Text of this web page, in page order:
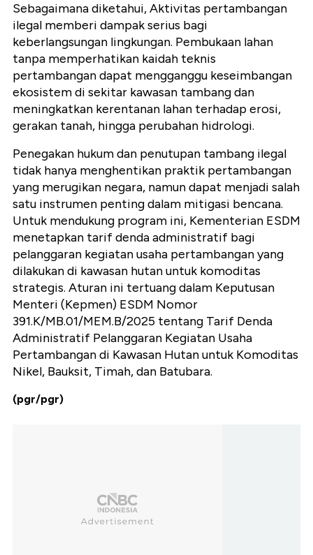
Sebagaimana diketahui, Aktivitas pertambangan
ilegal memberi dampak serius bagi
keberlangsungan lingkungan. Pembukaan lahan
tanpa memperhatikan kaidah teknis
pertambangan dapat mengganggu keseimbangan
ekosistem di sekitar kawasan tambang dan
meningkatkan kerentanan lahan terhadap erosi,
gerakan tanah, hingga perubahan hidrologi.
Penegakan hukum dan penutupan tambang ilegal
tidak hanya menghentikan praktik pertambangan
yang merugikan negara, namun dapat menjadi salah
satu instrumen penting dalam mitigasi bencana.
Untuk mendukung program ini, Kementerian ESDM
menetapkan tarif denda administratif bagi
pelanggaran kegiatan usaha pertambangan yang
dilakukan di kawasan hutan untuk komoditas
strategis. Aturan ini tertuang dalam Keputusan
Menteri (Kepmen) ESDM Nomor
391.K/MB.01/MEM.B/2025 tentang Tarif Denda
Administratif Pelanggaran Kegiatan Usaha
Pertambangan di Kawasan Hutan untuk Komoditas
Nikel, Bauksit, Timah, dan Batubara.
(pgr/pgr)